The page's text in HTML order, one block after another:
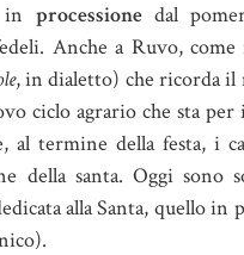
in processionedal
Anche a Ruvo,
, in dialetto) che ricorda
ciclo agrario che sta
al termine della festa, i
della santa. Oggi sono
alla Santa, quello in